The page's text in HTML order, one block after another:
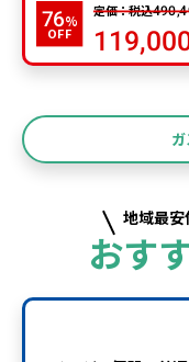
76%
OFF
定価：税込
地域最安
おす